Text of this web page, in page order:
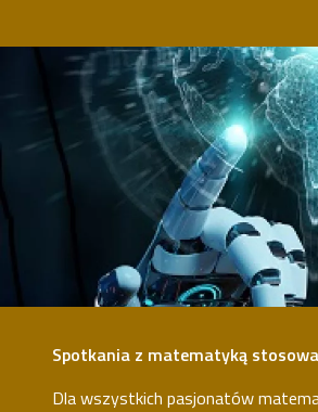
Spotkania z matematyką
Dla wszystkich pasjonatów